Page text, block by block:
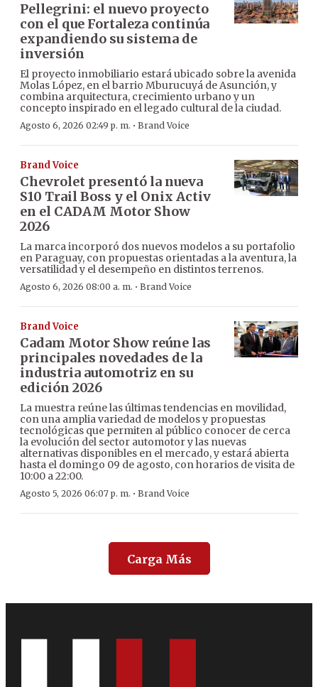
Pellegrini: el nuevo proyecto
con el que Fortaleza continúa
expandiendo su sistema de
inversión
El proyecto inmobiliario estará ubicado sobre la avenida
Molas López, en el barrio Mburucuyá de Asunción, y
combina arquitectura, crecimiento urbano y un
concepto inspirado en el legado cultural de la ciudad.
Agosto 6, 2026 02:49 p. m. · Brand Voice
Brand Voice
Chevrolet presentó la nueva
S10 Trail Boss y el Onix Activ
en el CADAM Motor Show
2026
La marca incorporó dos nuevos modelos a su portafolio
en Paraguay, con propuestas orientadas a la aventura, la
versatilidad y el desempeño en distintos terrenos.
Agosto 6, 2026 08:00 a. m. · Brand Voice
Brand Voice
Cadam Motor Show reúne las
principales novedades de la
industria automotriz en su
edición 2026
La muestra reúne las últimas tendencias en movilidad,
con una amplia variedad de modelos y propuestas
tecnológicas que permiten al público conocer de cerca
la evolución del sector automotor y las nuevas
alternativas disponibles en el mercado, y estará abierta
hasta el domingo 09 de agosto, con horarios de visita de
10:00 a 22:00.
Agosto 5, 2026 06:07 p. m. · Brand Voice
Carga Más